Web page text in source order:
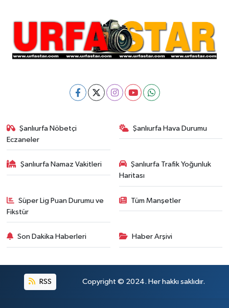
Şanlıurfa Nöbetçi
Eczaneler
Şanlıurfa Hava Durumu
Şanlıurfa Namaz Vakitleri
Şanlıurfa Trafik Yoğunluk
Haritası
Süper Lig Puan Durumu ve
Fikstür
Tüm Manşetler
Son Dakika Haberleri Haber Arşivi
RSS Copyright © 2024. Her hakkı saklıdır.